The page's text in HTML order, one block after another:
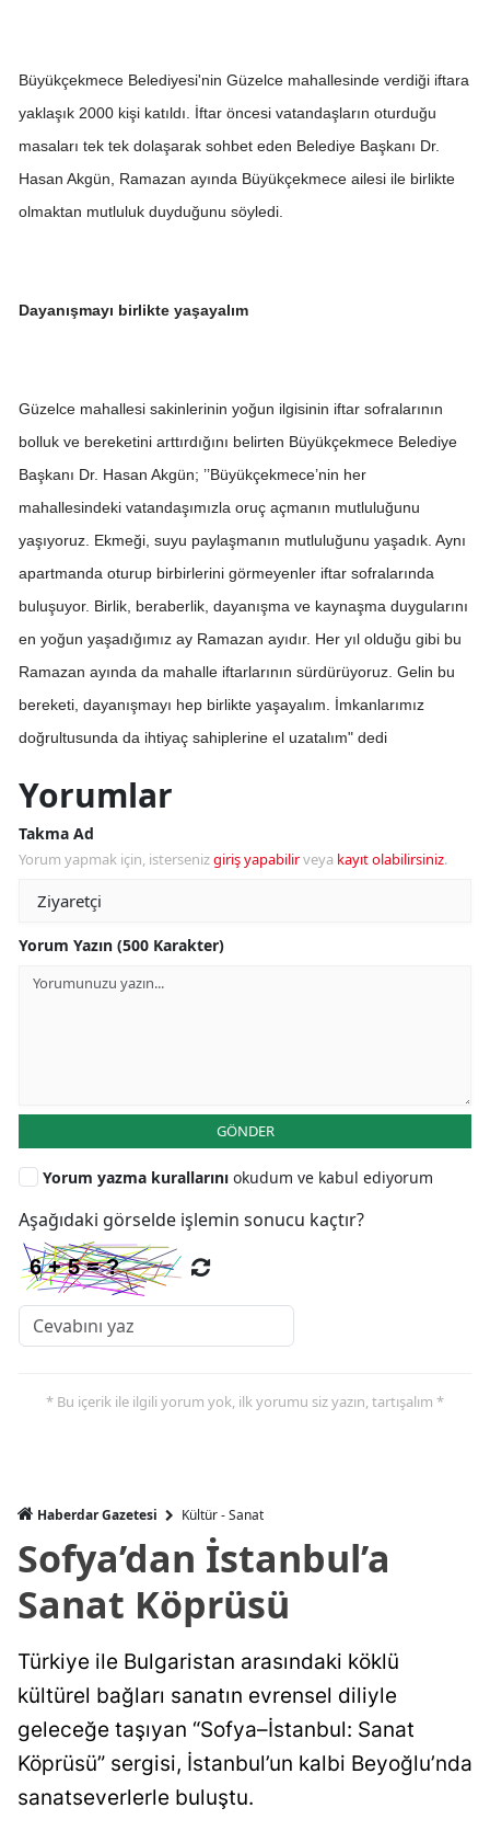
Büyükçekmece Belediyesi'nin Güzelce mahallesinde verdiği iftara
yaklaşık 2000 kişi katıldı. İftar öncesi vatandaşların oturduğu
masaları tek tek dolaşarak sohbet eden Belediye Başkanı Dr.
Hasan Akgün, Ramazan ayında Büyükçekmece ailesi ile birlikte
olmaktan mutluluk duyduğunu söyledi.
Dayanışmayı birlikte yaşayalım
Güzelce mahallesi sakinlerinin yoğun ilgisinin iftar sofralarının
bolluk ve bereketini arttırdığını belirten Büyükçekmece Belediye
Başkanı Dr. Hasan Akgün; ’’Büyükçekmece’nin her
mahallesindeki vatandaşımızla oruç açmanın mutluluğunu
yaşıyoruz. Ekmeği, suyu paylaşmanın mutluluğunu yaşadık. Aynı
apartmanda oturup birbirlerini görmeyenler iftar sofralarında
buluşuyor. Birlik, beraberlik, dayanışma ve kaynaşma duygularını
en yoğun yaşadığımız ay Ramazan ayıdır. Her yıl olduğu gibi bu
Ramazan ayında da mahalle iftarlarının sürdürüyoruz. Gelin bu
bereketi, dayanışmayı hep birlikte yaşayalım. İmkanlarımız
doğrultusunda da ihtiyaç sahiplerine el uzatalım" dedi
Yorumlar
Takma Ad
Yorum yapmak için, istersenizgiriş yapabilirveya kayıt olabilirsiniz.
Yorum Yazın (500 Karakter)
GÖNDER
Yorum yazma kurallarını okudum ve kabul ediyorum
Aşağıdaki görselde işlemin sonucu kaçtır?
* Bu içerik ile ilgili yorum yok, ilk yorumu siz yazın, tartışalım *
Haberdar Gazetesi Kültür - Sanat
Sofya’dan İstanbul’a
Sanat Köprüsü
Türkiye ile Bulgaristan arasındaki köklü
kültürel bağları sanatın evrensel diliyle
geleceğe taşıyan “Sofya–İstanbul: Sanat
Köprüsü” sergisi, İstanbul’un kalbi Beyoğlu’nda
sanatseverlerle buluştu.